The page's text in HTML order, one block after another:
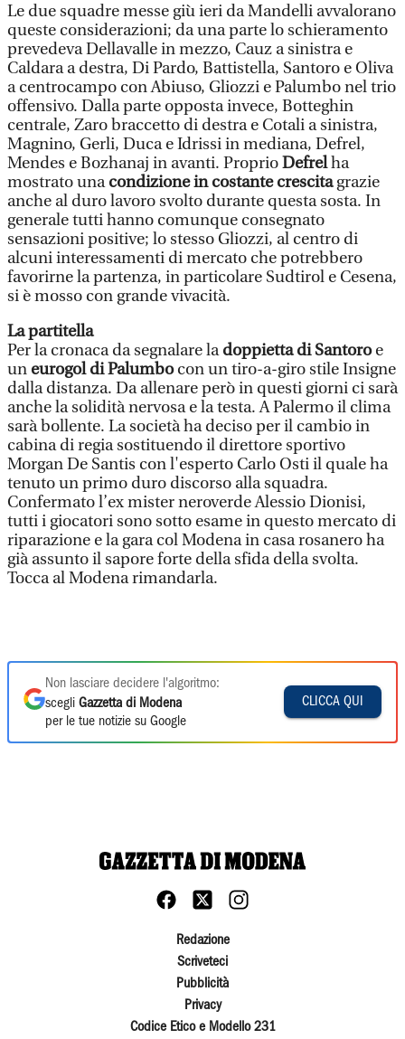
Le due squadre messe giù ieri da Mandelli avvalorano
queste considerazioni; da una parte lo schieramento
prevedeva Dellavalle in mezzo, Cauz a sinistra e
Caldara a destra, Di Pardo, Battistella, Santoro e Oliva
a centrocampo con Abiuso, Gliozzi e Palumbo nel trio
offensivo. Dalla parte opposta invece, Botteghin
centrale, Zaro braccetto di destra e Cotali a sinistra,
Magnino, Gerli, Duca e Idrissi in mediana, Defrel,
Mendes e Bozhanaj in avanti. ProprioDefrelha
mostrato unacondizione in costante crescitagrazie
anche al duro lavoro svolto durante questa sosta. In
generale tutti hanno comunque consegnato
sensazioni positive; lo stesso Gliozzi, al centro di
alcuni interessamenti di mercato che potrebbero
favorirne la partenza, in particolare Sudtirol e Cesena,
si è mosso con grande vivacità.
La partitella
Per la cronaca da segnalare ladoppietta di Santoroe
un eurogol di Palumbocon un tiro-a-giro stile Insigne
dalla distanza. Da allenare però in questi giorni ci sarà
anche la solidità nervosa e la testa. A Palermo il clima
sarà bollente. La società ha deciso per il cambio in
cabina di regia sostituendo il direttore sportivo
Morgan De Santis con l'esperto Carlo Osti il quale ha
tenuto un primo duro discorso alla squadra.
Confermato l’ex mister neroverde Alessio Dionisi,
tutti i giocatori sono sotto esame in questo mercato di
riparazione e la gara col Modena in casa rosanero ha
già assunto il sapore forte della sfida della svolta.
Tocca al Modena rimandarla.
Non lasciare decidere l'algoritmo:
scegli Gazzetta di Modena
per le tue notizie su Google
CLICCA QUI
Redazione
Scriveteci
Pubblicità
Privacy
Codice Etico e Modello 231